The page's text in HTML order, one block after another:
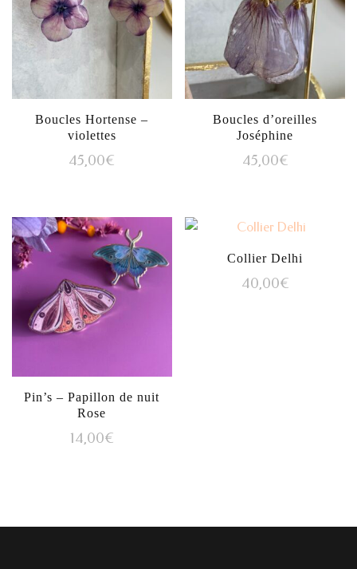
Boucles Hortense –
violettes
45,00€
Boucles d’oreilles
Joséphine
45,00€
Pin’s – Papillon de nuit
Rose
14,00€
Collier Delhi
40,00€